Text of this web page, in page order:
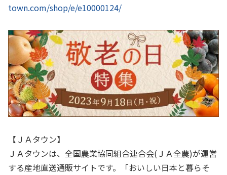
town.com/shop/e/e10000124/
【ＪＡタウン】
ＪＡタウンは、全国農業協同組合連合会(ＪＡ全農)が運営
する産地直送通販サイトです。「おいしい日本と暮らそ